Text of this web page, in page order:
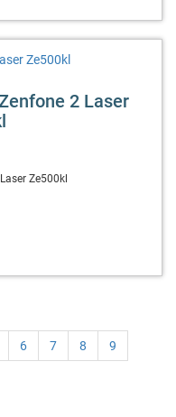
2 Laser
Ze500kl
6 7 8 9